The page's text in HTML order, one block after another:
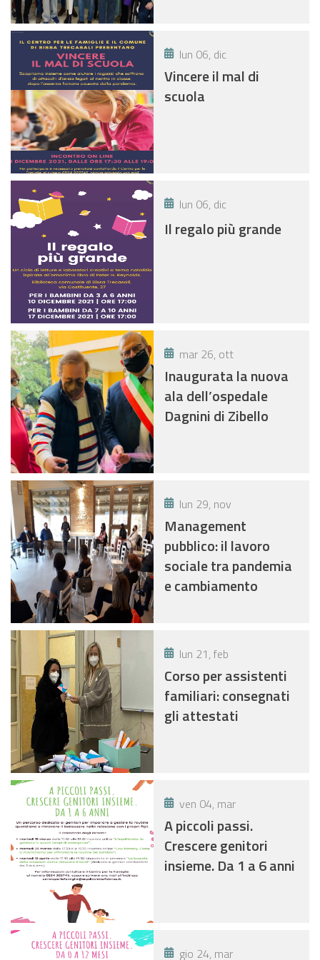
lun 06, dic
Vincere il mal di
scuola
lun 06, dic
Il regalo più grande
mar 26, ott
Inaugurata la nuova
ala dell’ospedale
Dagnini di Zibello
lun 29, nov
Management
pubblico: il lavoro
sociale tra pandemia
e cambiamento
lun 21, feb
Corso per assistenti
familiari: consegnati
gli attestati
ven 04, mar
A piccoli passi.
Crescere genitori
insieme. Da 1 a 6 anni
gio 24, mar